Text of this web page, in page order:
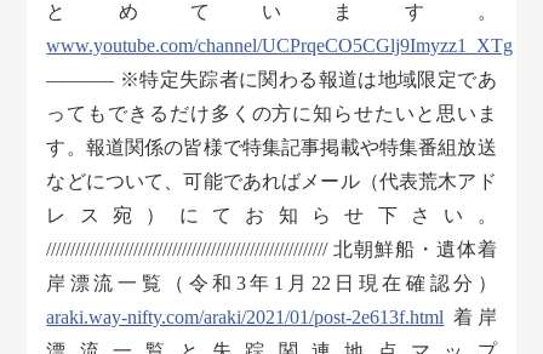
とめています。
www.youtube.com/channel/UCPrqeCO5CGlj9Imyzz1_XTg
———– ※特定失踪者に関わる報道は地域限定であ
ってもできるだけ多くの方に知らせたいと思いま
す。報道関係の皆様で特集記事掲載や特集番組放送
などについて、可能であればメール（代表荒木アド
レス宛）にてお知らせ下さい。
////////////////////////////////////////////////////////// 北朝鮮船・遺体着
岸漂流一覧（令和3年1月22日現在確認分）
araki.way-nifty.com/araki/2021/01/post-2e613f.html 着岸